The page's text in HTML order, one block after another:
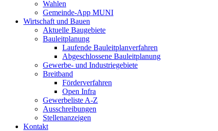
Wahlen
Gemeinde-App MUNI
Wirtschaft und Bauen
Aktuelle Baugebiete
Bauleitplanung
Laufende Bauleitplanverfahren
Abgeschlossene Bauleitplanung
Gewerbe- und Industriegebiete
Breitband
Förderverfahren
Open Infra
Gewerbeliste A-Z
Ausschreibungen
Stellenanzeigen
Kontakt